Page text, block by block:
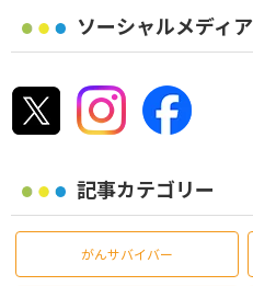
ソーシャルメディア
記事カテゴリー
がんサバイバー